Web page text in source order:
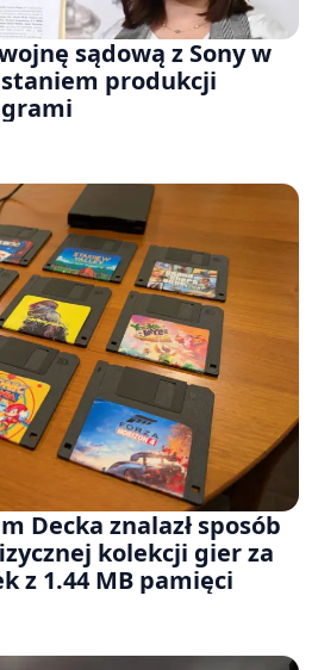
sądową z Sony w
produkcji
Decka znalazł sposób
kolekcji gier za
z 1.44 MB pamięci